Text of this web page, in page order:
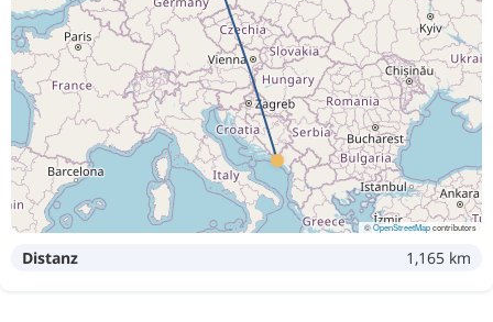
©OpenStreetMapcontributors
Distanz 1,165 km